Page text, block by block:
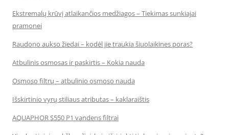
Ekstremalų krūvį atlaikančios medžiagos – Tiekimas sunkiajai
pramonei
Raudono aukso žiedai – kodėl jie traukia šiuolaikines poras?
Atbulinis osmosas ir paskirtis – Kokia nauda
Osmoso filtrų – atbulinio osmoso nauda
Išskirtinio vyrų stiliaus atributas – kaklaraištis
AQUAPHOR S550 P1 vandens filtrai